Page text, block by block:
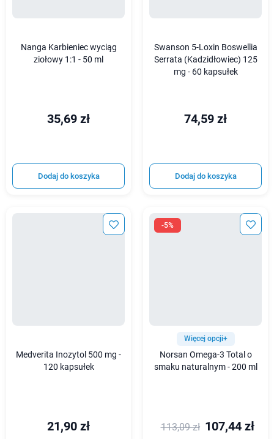
Nanga Karbieniec wyciąg
ziołowy 1:1 - 50 ml
35,69 zł
Dodaj do koszyka
Swanson 5-Loxin Boswellia
Serrata (Kadzidłowiec) 125
mg - 60 kapsułek
74,59 zł
Dodaj do koszyka
Medverita Inozytol 500 mg -
120 kapsułek
21,90 zł
-5%
Więcej opcji+
Norsan Omega-3 Total o
smaku naturalnym - 200 ml
113,09 zł 107,44 zł